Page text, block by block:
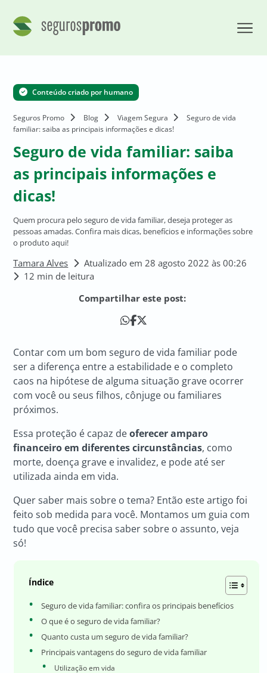
Conteúdo criado por humano
Seguros Promo Blog Viagem Segura
Seguro de vida
familiar: saiba as principais informações e dicas!
Seguro de vida familiar: saiba
as principais informações e
dicas!
Quem procura pelo seguro de vida familiar, deseja proteger as
pessoas amadas. Confira mais dicas, benefícios e informações sobre
o produto aqui!
Tamara Alves
Atualizado em 28 agosto 2022 às 00:26
12 min de leitura
Compartilhar este post:
Contar com um bom seguro de vida familiar pode
ser a diferença entre a estabilidade e o completo
caos na hipótese de alguma situação grave ocorrer
com você ou seus filhos, cônjuge ou familiares
próximos.
Essa proteção é capaz deoferecer amparo
financeiro em diferentes circunstâncias, como
morte, doença grave e invalidez, e pode até ser
utilizada ainda em vida.
Quer saber mais sobre o tema? Então este artigo foi
feito sob medida para você. Montamos um guia com
tudo que você precisa saber sobre o assunto, veja
só!
Índice
Seguro de vida familiar: confira os principais benefícios
O que é o seguro de vida familiar?
Quanto custa um seguro de vida familiar?
Principais vantagens do seguro de vida familiar
Utilização em vida